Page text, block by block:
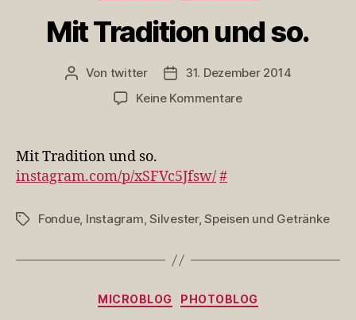
Mit Tradition und so.
Beitragsautor
Von twitter Veröffentlichungsdatum
31. Dezember 2014
Keine Kommentarezu
Mit Tradition und so.
instagram.com/p/xSFVc5Jfsw/#
Schlagwörter
Fondue, Instagram,Silvester,Speisen und Getränke
Kategorien
MICROBLOG PHOTOBLOG